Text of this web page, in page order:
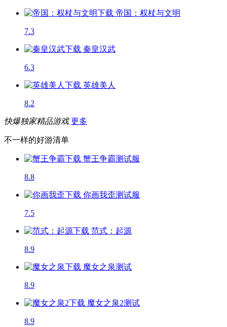
帝国：权杖与文明
7.3
秦皇汉武
6.3
英雄美人
8.2
快爆独家精品游戏 更多
不一样的好游清单
蟹王争霸测试服
8.8
你画我歪测试服
7.5
范式：起源
8.9
魔女之泉测试
8.9
魔女之泉2测试
8.9